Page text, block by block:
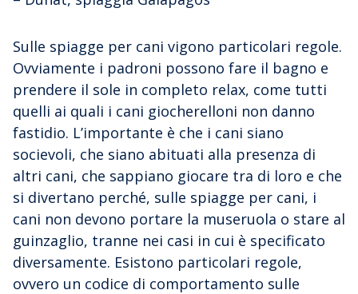
Sulle spiagge per cani vigono particolari regole.
Ovviamente i padroni possono fare il bagno e
prendere il sole in completo relax, come tutti
quelli ai quali i cani giocherelloni non danno
fastidio. L’importante è che i cani siano
socievoli, che siano abituati alla presenza di
altri cani, che sappiano giocare tra di loro e che
si divertano perché, sulle spiagge per cani, i
cani non devono portare la museruola o stare al
guinzaglio, tranne nei casi in cui è specificato
diversamente. Esistono particolari regole,
ovvero un codice di comportamento sulle